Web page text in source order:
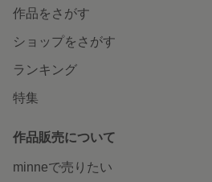
作品をさがす
ショップをさがす
ランキング
特集
作品販売について
minneで売りたい